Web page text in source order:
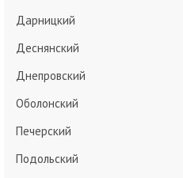
Дарницкий
Деснянский
Днепровский
Оболонский
Печерский
Подольский